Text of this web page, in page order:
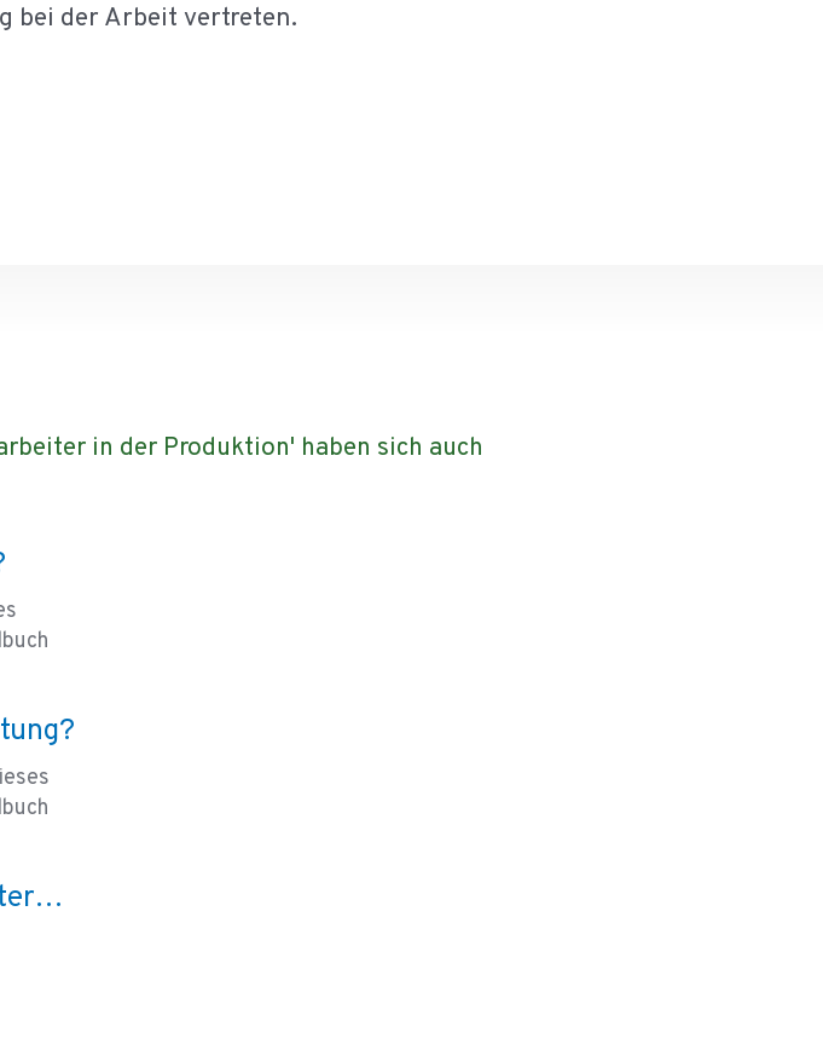
bei der Arbeit vertreten.
in der Produktion' haben sich auch